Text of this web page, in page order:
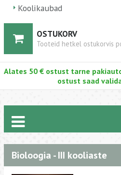
Koolikaubad
OSTUKORV
Tooteid hetkel ostukorvis
Alates 50 € ostust tarne
ostust saad
Bioloogia - III kooliaste